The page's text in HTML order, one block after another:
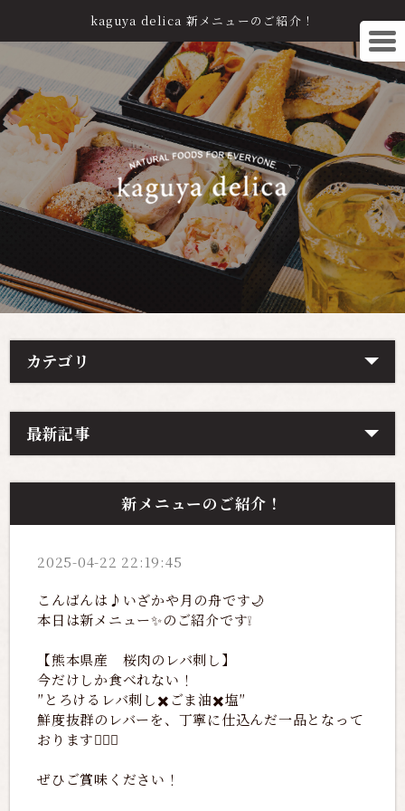
kaguya delica 新メニューのご紹介！
カテゴリ
最新記事
新メニューのご紹介！
2025-04-22 22:19:45
こんばんは♪いざかや月の舟です🌙
本日は新メニュー✨のご紹介です❕
【熊本県産 桜肉のレバ刺し】
今だけしか食べれない！
″とろけるレバ刺し✖️ごま油✖️塩″
鮮度抜群のレバーを、丁寧に仕込んだ一品となって
おります💁🏻‍♀️
ぜひご賞味ください！